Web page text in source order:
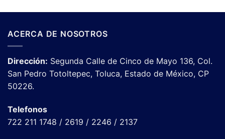
ACERCA DE NOSOTROS
Dirección: Segunda Calle de Cinco de Mayo 136, Col.
San Pedro Totoltepec, Toluca, Estado de México, CP
50226.
Telefonos
722 211 1748 / 2619 / 2246 / 2137